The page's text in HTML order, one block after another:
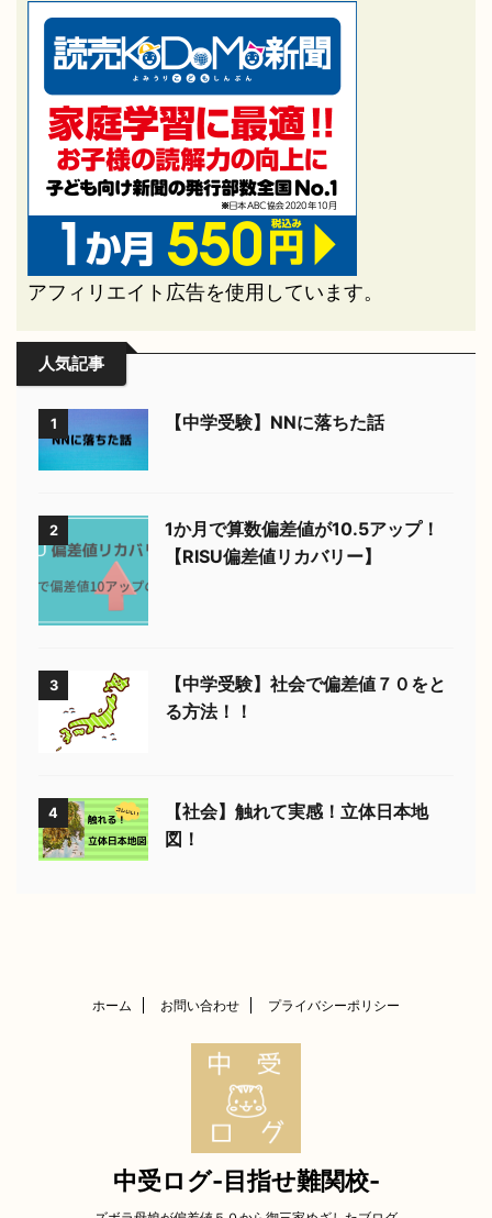
アフィリエイト広告を使用しています。
人気記事
1 【中学受験】NNに落ちた話
2
1か月で算数偏差値が10.5アップ！
【RISU偏差値リカバリー】
3
【中学受験】社会で偏差値７０をと
る方法！！
4
【社会】触れて実感！立体日本地
図！
ホーム お問い合わせ プライバシーポリシー
中受ログ-目指せ難関校-